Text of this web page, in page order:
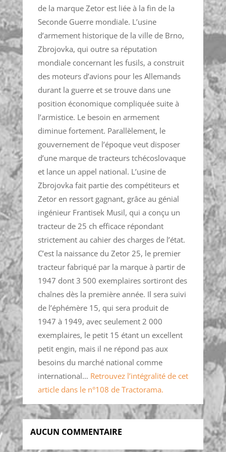
de la marque Zetor est liée à la fin de la
Seconde Guerre mondiale. L’usine
d’armement historique de la ville de Brno,
Zbrojovka, qui outre sa réputation
mondiale concernant les fusils, a construit
des moteurs d’avions pour les Allemands
durant la guerre et se trouve dans une
position économique compliquée suite à
l’armistice. Le besoin en armement
diminue fortement. Parallèlement, le
gouvernement de l’époque veut disposer
d’une marque de tracteurs tchécoslovaque
et lance un appel national. L’usine de
Zbrojovka fait partie des compétiteurs et
Zetor en ressort gagnant, grâce au génial
ingénieur Frantisek Musil, qui a conçu un
tracteur de 25 ch efficace répondant
strictement au cahier des charges de l’état.
C’est la naissance du Zetor 25, le premier
tracteur fabriqué par la marque à partir de
1947 dont 3 500 exemplaires sortiront des
chaînes dès la première année. Il sera suivi
de l’éphémère 15, qui sera produit de
1947 à 1949, avec seulement 2 000
exemplaires, le petit 15 étant un excellent
petit engin, mais il ne répond pas aux
besoins du marché national comme
international… Retrouvez l’intégralité de cet
article dans le n°108 de Tractorama.
AUCUN COMMENTAIRE